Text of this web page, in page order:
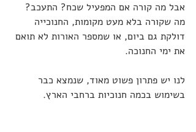
אבל מה קורה אם המפעיל שכח? התעכב?
מה שקורה בלא מעט מקומות, החנוכייה
דולקת גם ביום, או שמספר האורות לא תואם
את ימי החנוכה.
לנו יש פתרון פשוט מאוד, שנמצא כבר
בשימוש בכמה חנוכיות ברחבי הארץ.